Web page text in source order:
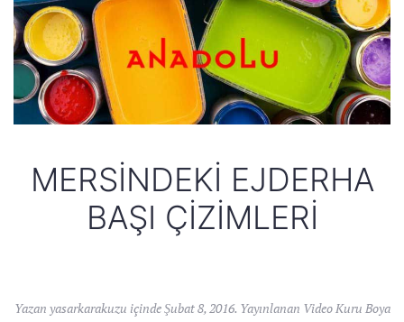
MERSINDEKI EJDERHA
BAŞI ÇIZIMLERI
Yazan yasarkarakuzu içindeŞubat 8, 2016. Yayınlanan Video Kuru Boya